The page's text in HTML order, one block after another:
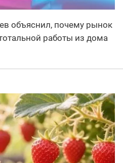
объяснил, почему рынок
работы из дома